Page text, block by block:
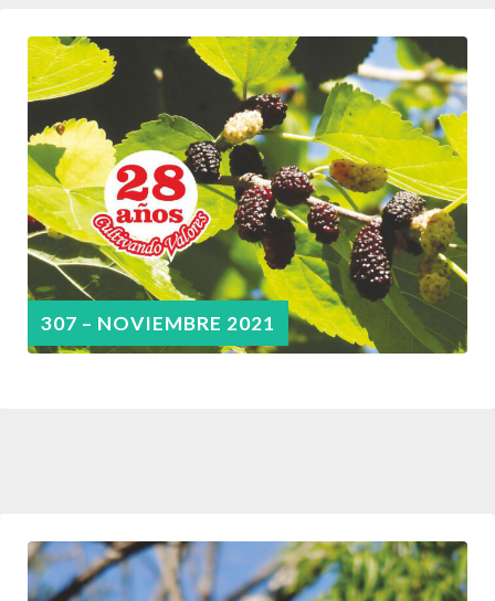
307 – NOVIEMBRE 2021